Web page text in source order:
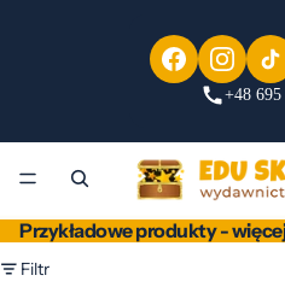
+48 695
Przykładowe produkty -
Filtr